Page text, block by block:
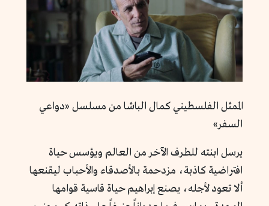
الممثل الفلسطيني كمال الباشا من مسلسل «دواعي
السفر»
يرسل ابنته للطرف الآخر من العالم ويؤسس حياة
افتراضية كاذبة، مزدحمة بالأصدقاء والأحباب ليقنعها
ألا تعود لأجله، يصنع إبراهيم حياة قاسية قوامها